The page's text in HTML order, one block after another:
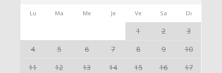
Lu Ma Me Je Ve Sa Di
1 2
3
4
5 6 7 8 9
10
11
12 13 14 15 16
17